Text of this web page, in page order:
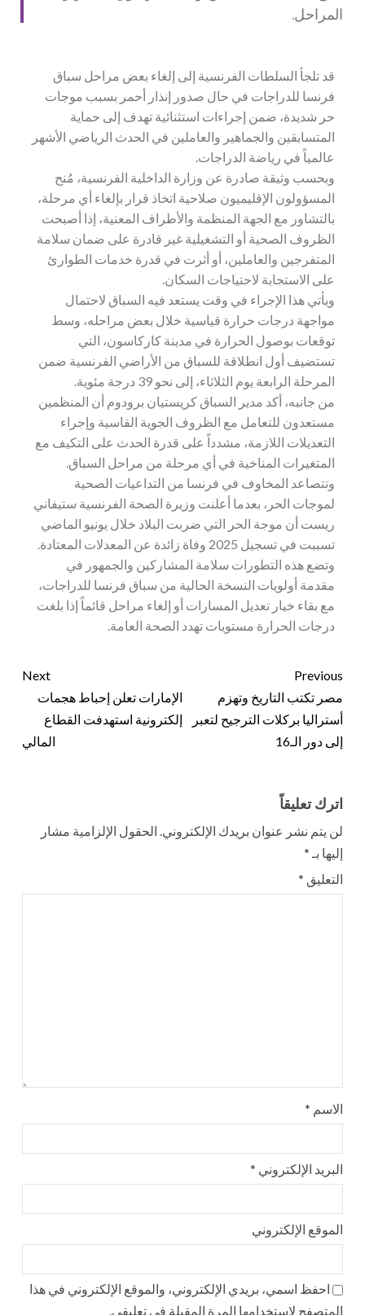
المراحل.
قد تلجأ السلطات الفرنسية إلى إلغاء بعض مراحل سباق
فرنسا للدراجات في حال صدور إنذار أحمر بسبب موجات
حر شديدة، ضمن إجراءات استثنائية تهدف إلى حماية
المتسابقين والجماهير والعاملين في الحدث الرياضي الأشهر
عالمياً في رياضة الدراجات.
وبحسب وثيقة صادرة عن وزارة الداخلية الفرنسية، مُنح
المسؤولون الإقليميون صلاحية اتخاذ قرار بإلغاء أي مرحلة،
بالتشاور مع الجهة المنظمة والأطراف المعنية، إذا أصبحت
الظروف الصحية أو التشغيلية غير قادرة على ضمان سلامة
المتفرجين والعاملين، أو أثرت في قدرة خدمات الطوارئ
على الاستجابة لاحتياجات السكان.
ويأتي هذا الإجراء في وقت يستعد فيه السباق لاحتمال
مواجهة درجات حرارة قياسية خلال بعض مراحله، وسط
توقعات بوصول الحرارة في مدينة كاركاسون، التي
تستضيف أول انطلاقة للسباق من الأراضي الفرنسية ضمن
المرحلة الرابعة يوم الثلاثاء، إلى نحو 39 درجة مئوية.
من جانبه، أكد مدير السباق كريستيان برودوم أن المنظمين
مستعدون للتعامل مع الظروف الجوية القاسية وإجراء
التعديلات اللازمة، مشدداً على قدرة الحدث على التكيف مع
المتغيرات المناخية في أي مرحلة من مراحل السباق.
وتتصاعد المخاوف في فرنسا من التداعيات الصحية
لموجات الحر، بعدما أعلنت وزيرة الصحة الفرنسية ستيفاني
ريست أن موجة الحر التي ضربت البلاد خلال يونيو الماضي
تسببت في تسجيل 2025 وفاة زائدة عن المعدلات المعتادة.
وتضع هذه التطورات سلامة المشاركين والجمهور في
مقدمة أولويات النسخة الحالية من سباق فرنسا للدراجات،
مع بقاء خيار تعديل المسارات أو إلغاء مراحل قائماً إذا بلغت
درجات الحرارة مستويات تهدد الصحة العامة.
Previous
مصر تكتب التاريخ وتهزم
أستراليا بركلات الترجيح لتعبر
إلى دور الـ16
Next
الإمارات تعلن إحباط هجمات
إلكترونية استهدفت القطاع
المالي
اترك تعليقاً
لن يتم نشر عنوان بريدك الإلكتروني. الحقول الإلزامية مشار
إليها بـ *
التعليق *
الاسم *
البريد الإلكتروني *
الموقع الإلكتروني
احفظ اسمي، بريدي الإلكتروني، والموقع الإلكتروني في هذا
المتصفح لاستخدامها المرة المقبلة في تعليقي.